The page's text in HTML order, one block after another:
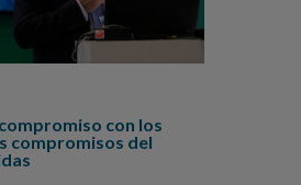
con los
compromisos del